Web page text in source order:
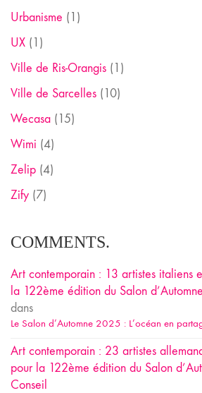
Urbanisme (1)
UX (1)
Ville de Ris-Orangis (1)
Ville de Sarcelles (10)
Wecasa (15)
Wimi (4)
Zelip (4)
Zify (7)
COMMENTS.
Art contemporain : 13 artistes italiens
la 122ème édition du Salon
dans
Le Salon d’Automne 2025 : L’océan en
Art contemporain : 23 artistes
pour la 122ème édition du Salon
Conseil